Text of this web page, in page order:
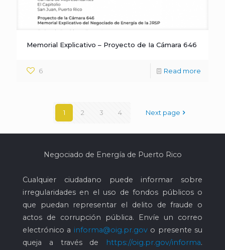
Memorial Explicativo – Proyecto de Ia Cámara 646
6 Read more
1 2 3 4 Next page
Negociado de Energía de Puerto Rico
Cualquier ciudadano puede informar sobre
irregularidades en el uso de fondos públicos o
que puedan representar el delito de fraude o
actos de corrupción pública. Envíe un correo
electrónico a informa@oig.pr.govo presente su
queja a través de
https://oig.pr.gov/informa.